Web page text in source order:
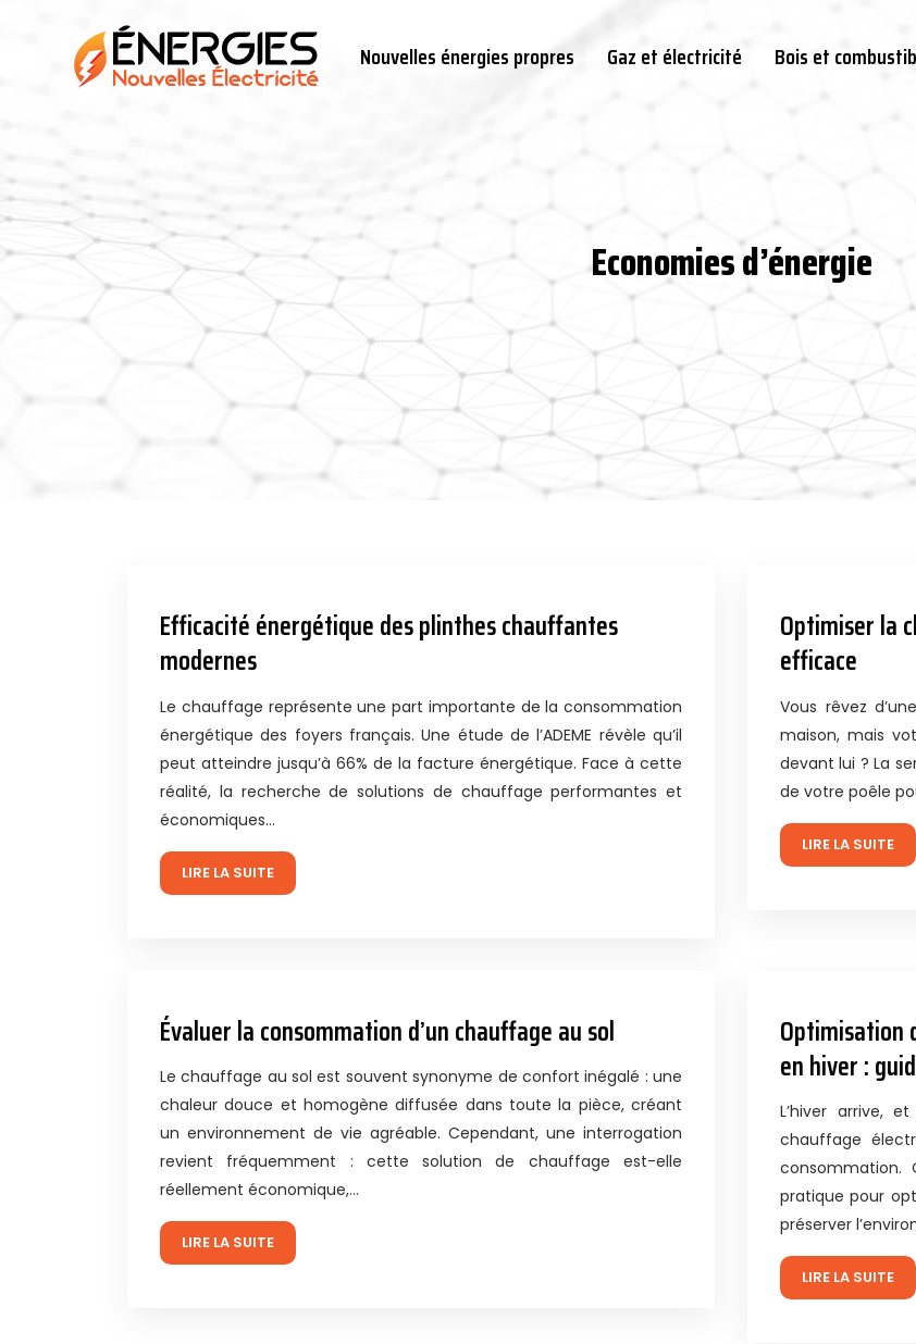
Nouvelles énergies propres Gaz et électricité Bois et
Economies d’énergie
Efficacité énergétique des plinthes chauffantes
modernes
Le chauffage représente une part importante de la consommation
énergétique des foyers français. Une étude de l’ADEME révèle qu’il
peut atteindre jusqu’à 66% de la facture énergétique. Face à cette
réalité, la recherche de solutions de chauffage performantes et
économiques…
LIRE LA SUITE
Optimiser la
efficace
Vous rêvez
maison, mais
devant lui ? La
de votre poêle
LIRE LA SUITE
Évaluer la consommation d’un chauffage au sol
Le chauffage au sol est souvent synonyme de confort inégalé : une
chaleur douce et homogène diffusée dans toute la pièce, créant
un environnement de vie agréable. Cependant, une interrogation
revient fréquemment : cette solution de chauffage est-elle
réellement économique,…
LIRE LA SUITE
Optimisation
en hiver :
L’hiver arrive,
chauffage
consommation.
pratique pour
préserver
LIRE LA SUITE